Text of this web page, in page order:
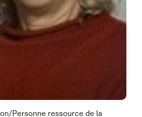
Personne ressource de la